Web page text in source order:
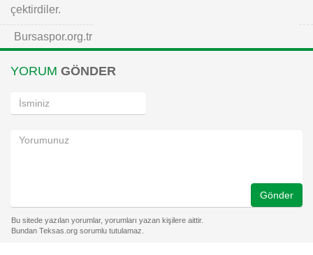
çektirdiler.
Bursaspor.org.tr
YORUM GÖNDER
Gönder